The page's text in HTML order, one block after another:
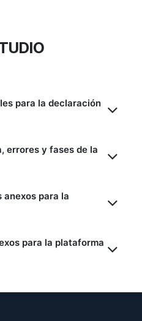
para la declaración
errores y fases de la
anexos para la
para la plataforma